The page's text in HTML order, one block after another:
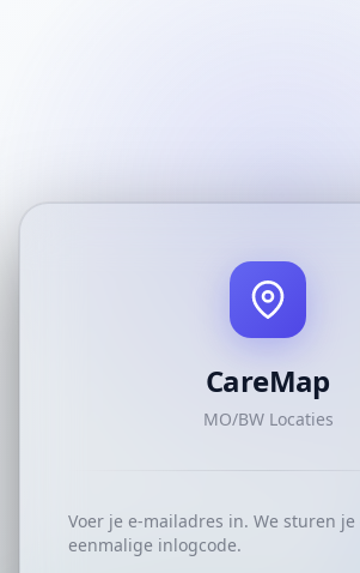
CareMap
MO/BW Locaties
Voer je e-mailadres in. We sturen je
eenmalige inlogcode.